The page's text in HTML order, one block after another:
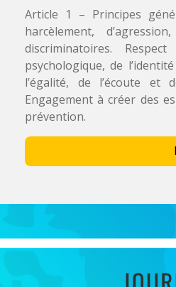
Article 1 – Principes
harcèlement,
discriminatoires.
psychologique, de
l’égalité, de l’écoute et
Engagement à créer des
prévention.